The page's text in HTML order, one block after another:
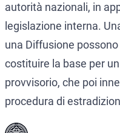
autorità nazionali, in
legislazione interna.
una Diffusione
costituire la base per
provvisorio, che poi
procedura di